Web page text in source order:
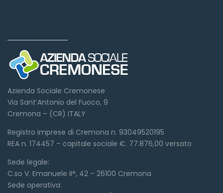
Azienda Sociale Cremonese
Via Sant’Antonio del Fuoco, 9
Cremona – (CR) ITALY
Registro imprese di Cremona n. 93049520195
REA n. 174457 – capitale sociale €. 77.876,00 versato
Sede legale:
C.so V. Emanuele II°, 42 – 26100 Cremona
Sede operativa: